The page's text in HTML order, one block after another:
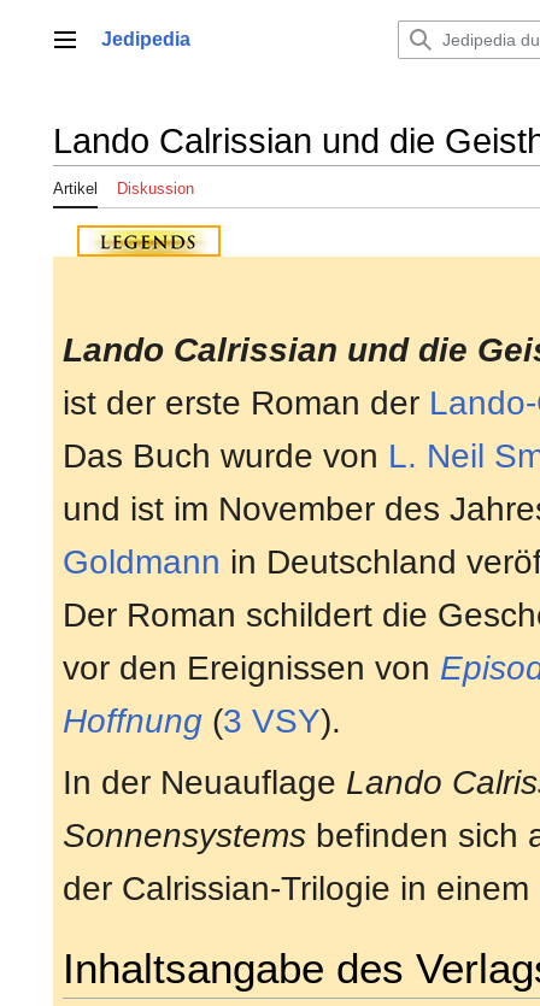
springenHauptmenü
Jedipedia
Lando Calrissian und die
Artikel Diskussion
Lando Calrissian und die
ist der erste Roman der
Das Buch wurde von L. Neil
und ist im November des
Goldmann in Deutschland
Der Roman schildert die
vor den Ereignissen von
Hoffnung (3 VSY).
In der Neuauflage Lando
Sonnensystems befinden sich
der Calrissian-Trilogie in einem
Inhaltsangabe des